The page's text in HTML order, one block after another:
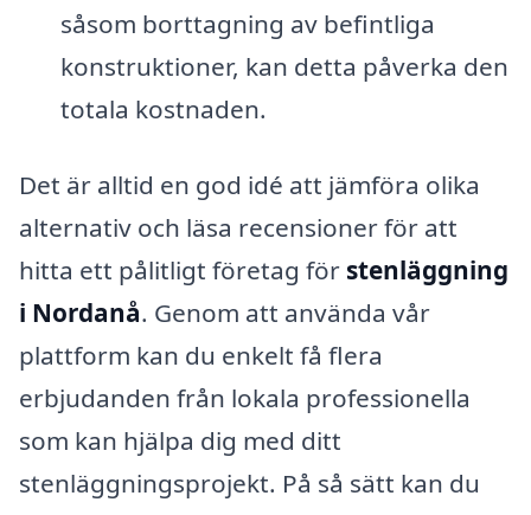
såsom borttagning av befintliga
konstruktioner, kan detta påverka den
totala kostnaden.
Det är alltid en god idé att jämföra olika
alternativ och läsa recensioner för att
hitta ett pålitligt företag för stenläggning
i Nordanå. Genom att använda vår
plattform kan du enkelt få flera
erbjudanden från lokala professionella
som kan hjälpa dig med ditt
stenläggningsprojekt. På så sätt kan du